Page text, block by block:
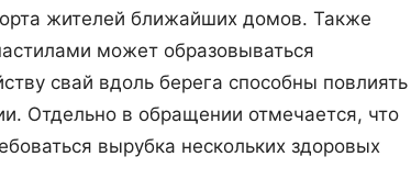
жителей ближайших домов. Также
может образовываться
свай вдоль берега способны повлиять
Отдельно в обращении отмечается, что
вырубка нескольких здоровых